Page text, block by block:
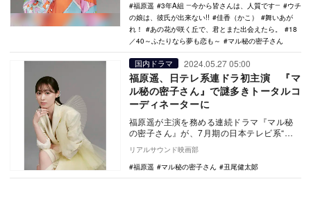
福原遥
3年A組 ―今から皆さんは、人質です―
ウチ
の娘は、彼氏が出来ない!!
佳香（かこ）
舞いあが
れ！
あの花が咲く丘で、君とまた出会えたら。
18
／40～ふたりなら夢も恋も～
マル秘の密子さん
国内ドラマ 2024.05.27 05:00
福原遥、日テレ系連ドラ初主演 『マ
ル秘の密子さん』で謎多きトータルコ
ーディネーターに
福原遥が主演を務める連続ドラマ『マル秘
の密子さん』が、7月期の日本テレビ系“土
ドラ10”枠で放送されることが決定した。
日本…
リアルサウンド映画部
福原遥
マル秘の密子さん 丑尾健太郞